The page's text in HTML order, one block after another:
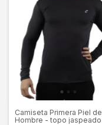
Camiseta Primera Piel de
Hombre - topo jaspeado